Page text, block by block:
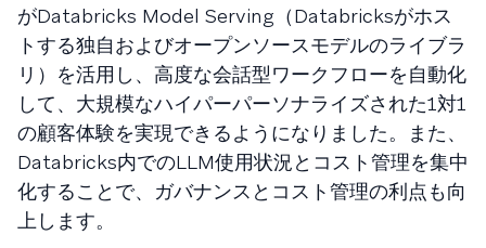
がDatabricks Model Serving（Databricksがホス
トする独自およびオープンソースモデルのライブラ
リ）を活用し、高度な会話型ワークフローを自動化
して、大規模なハイパーパーソナライズされた1対1
の顧客体験を実現できるようになりました。また、
Databricks内でのLLM使用状況とコスト管理を集中
化することで、ガバナンスとコスト管理の利点も向
上します。